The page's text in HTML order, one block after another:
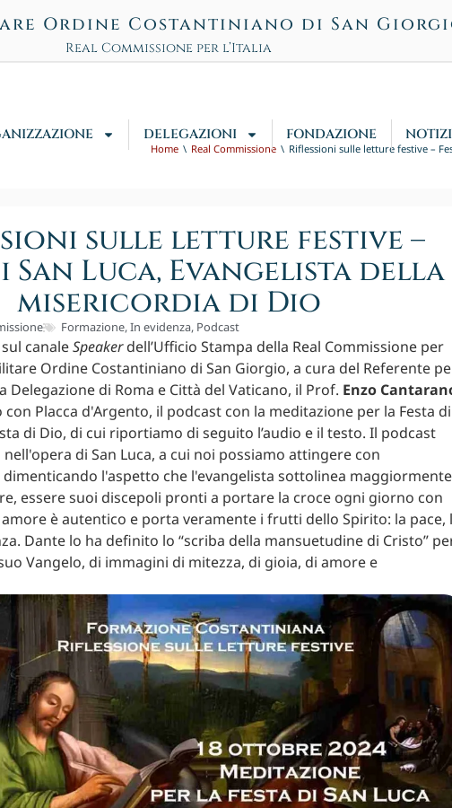
Ordine Costantiniano di San
Real Commissione per l’Italia
DELEGAZIONI FONDAZIONE
Home Real Commissione Riflessioni sulle letture festive –
sulle letture festive –
San Luca, Evangelista della
misericordia di Dio
Formazione,In evidenza, Podcast
canaleSpeakerdell’Ufficio Stampa della Real Commissione per
Ordine Costantiniano di San Giorgio, a cura del Referente
Delegazione di Roma e Città del Vaticano, il Prof. Enzo
Placca d'Argento, il podcast con la meditazione per la Festa di
di Dio, di cui riportiamo di seguito l’audio e il testo. Il podcast
di San Luca, a cui noi possiamo attingere con
l'aspetto che l'evangelista sottolinea
essere suoi discepoli pronti a portare la croce ogni giorno con
è autentico e porta veramente i frutti dello Spirito: la pace,
Dante lo ha definito lo “scriba della mansuetudine di Cristo”
Vangelo, di immagini di mitezza, di gioia, di amore e